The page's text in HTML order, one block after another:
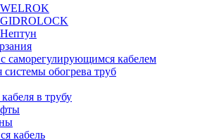
WELROK
GIDROLOCK
саморегулирующимся кабелем
обогрева труб
в трубу
кабель